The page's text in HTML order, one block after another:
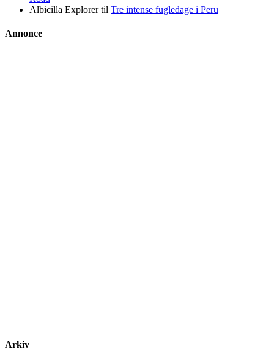
Albicilla Explorertil Tre intense fugledage i Peru
Annonce
Arkiv